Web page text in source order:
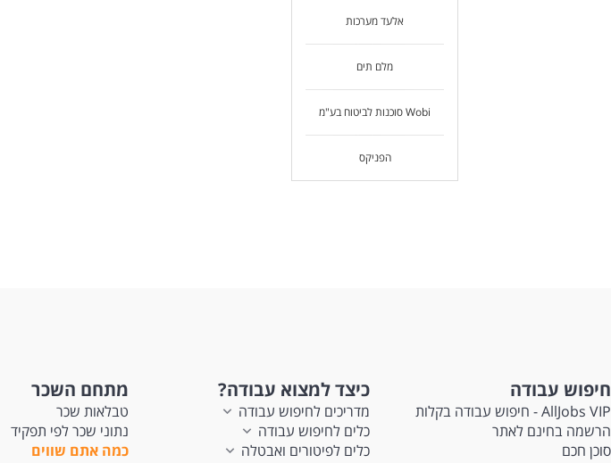
אלעד מערכות
מלם תים
Wobi סוכנות לביטוח בע"מ
הפניקס
חיפוש עבודה
AllJobs VIP - חיפוש עבודה בקלות
הרשמה בחינם לאתר
סוכן חכם
כיצד למצוא עבודה?
מדריכים לחיפוש עבודה
כלים לחיפוש עבודה
כלים לפיטורים ואבטלה
מתחם השכר
טבלאות שכר
נתוני שכר לפי תפקיד
כמה אתם שווים